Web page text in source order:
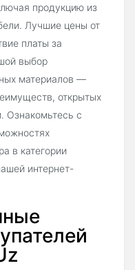
продукцию из
Лучшие цены от
платы за
выбор
материалов —
открытых
Ознакомьтесь с
в категории
интернет-